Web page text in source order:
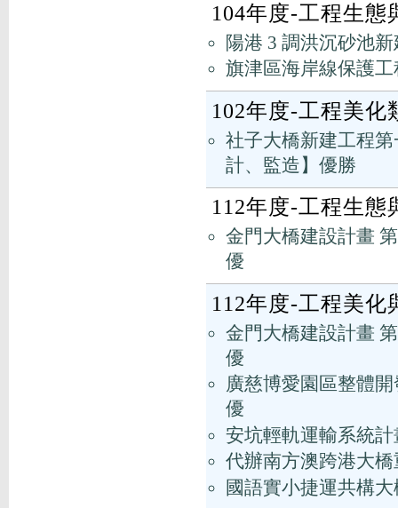
104年度-工程生態
陽港 3 調洪沉砂池
旗津區海岸線保護
102年度-工程美化
社子大橋新建工程
計、監造】優勝
112年度-工程生態
金門大橋建設計畫
優
112年度-工程美化
金門大橋建設計畫
優
廣慈博愛園區整體
優
安坑輕軌運輸系統
代辦南方澳跨港大
國語實小捷運共構